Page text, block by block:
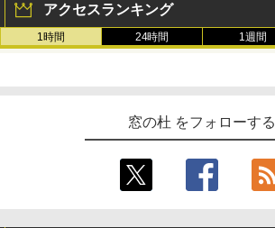
アクセスランキング
1時間 24時間 1週間
窓の杜 をフォローする